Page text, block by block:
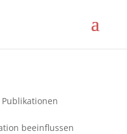
Publikationen
beeinflussen